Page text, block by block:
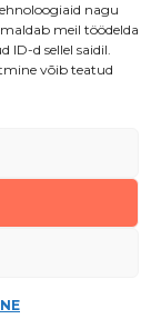
nagu
meil töödelda
d sellel saidil.
võib teatud